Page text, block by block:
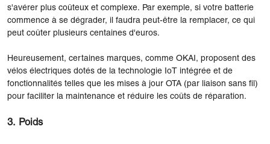
s'avérer plus coûteux et complexe. Par exemple, si votre batterie
commence à se dégrader, il faudra peut-être la remplacer, ce qui
peut coûter plusieurs centaines d'euros.
Heureusement, certaines marques, comme OKAI, proposent des
vélos électriques dotés de la technologie IoT intégrée et de
fonctionnalités telles que les mises à jour OTA (par liaison sans fil)
pour faciliter la maintenance et réduire les coûts de réparation.
3. Poids